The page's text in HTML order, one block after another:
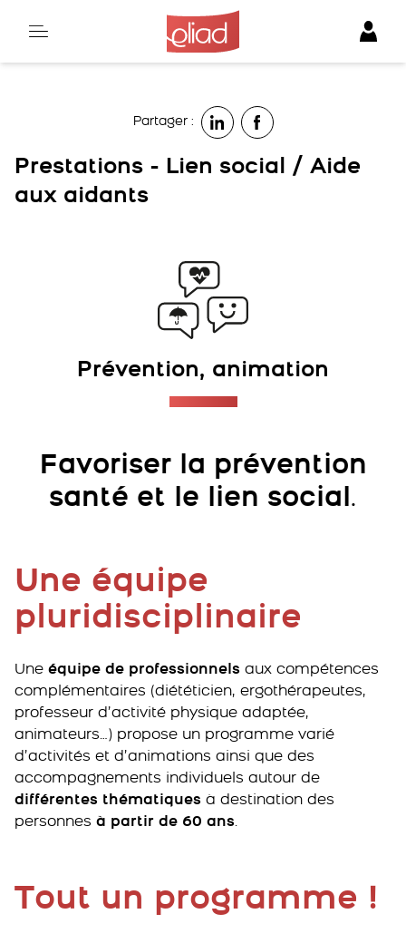
Prestations - Lien social / Aide
aux aidants
Partager :
Prévention, animation
Favoriser la prévention
santé et le lien social.
Une équipe
pluridisciplinaire
Une équipe de professionnels aux compétences
complémentaires (diététicien, ergothérapeutes,
professeur d’activité physique adaptée,
animateurs…) propose un programme varié
d’activités et d’animations ainsi que des
accompagnements individuels autour de
différentes thématiques à destination des
personnes à partir de 60 ans.
Tout un programme !